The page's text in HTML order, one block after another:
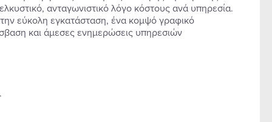
ανταγωνιστικό λόγο κόστους ανά υπηρεσία.
εύκολη εγκατάσταση, ένα κομψό γραφικό
και άμεσες ενημερώσεις υπηρεσιών